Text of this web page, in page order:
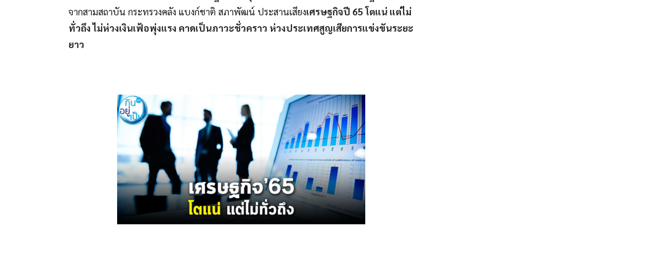
จากสามสถาบัน กระทรวงคลัง แบงก์ชาติ สภาพัฒน์ ประสานเสียงเศรษฐกิจปี 65 โตแน่ แต่ไม่
ทั่วถึง ไม่ห่วงเงินเฟ้อพุ่งแรง คาดเป็นภาวะชั่วคราว ห่วงประเทศสูญเสียการแข่งขันระยะ
ยาว